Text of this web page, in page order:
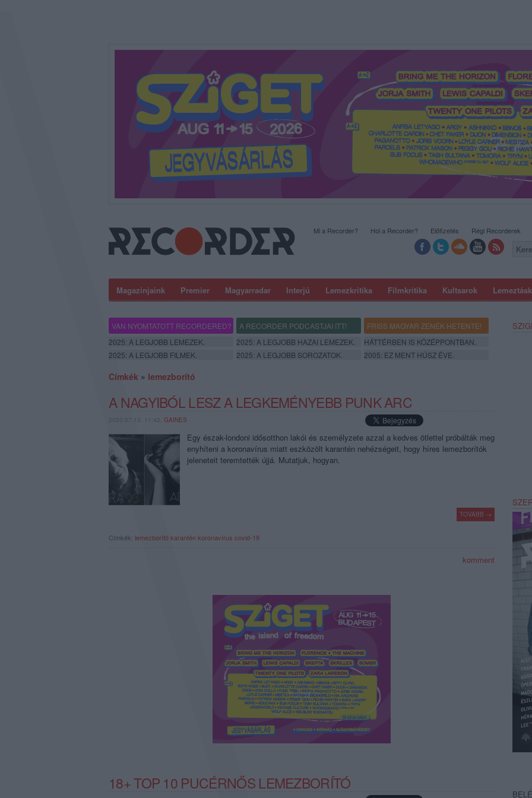
Magazinjaink Premier Magyarradar Interjú Lemezkritika Filmkritika Kultsarok
Mi a Recorder? Hol a Recorder? Előfizetés Régi Recorderek
VAN NYOMTATOTT RECORDERED? A RECORDER PODCASTJAI ITT!
FRISS MAGYAR ZENÉK HETENTE!
2025: A LEGJOBB LEMEZEK.
2025: A LEGJOBB HAZAI LEMEZEK.
HÁTTÉRBEN IS KÖZÉPPONTBAN.
2025: A LEGJOBB FILMEK.
2025: A LEGJOBB SOROZATOK. 2005: EZ MENT HÚSZ ÉVE.
Címkék » lemezborító
A NAGYIBÓL LESZ A LEGKEMÉNYEBB PUNK ARC
2020.07.13. 11:42, GAINES
Egy észak-londoni idősotthon lakói és személyzete azzal a kedves ötlettel próbálták meg
enyhíteni a koronavírus miatt eszközölt karantén nehézségeit, hogy híres lemezborítók
jeleneteit teremtették újjá. Mutatjuk, hogyan.
TOVÁBB →
Címkék: lemezborító karantén koronavírus covid-19
komment
18+ TOP 10 PUCÉRNŐS LEMEZBORÍTÓ